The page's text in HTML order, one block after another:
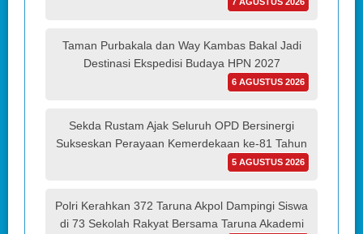
7 AGUSTUS 2026
Taman Purbakala dan Way Kambas Bakal Jadi
Destinasi Ekspedisi Budaya HPN 2027
6 AGUSTUS 2026
Sekda Rustam Ajak Seluruh OPD Bersinergi
Sukseskan Perayaan Kemerdekaan ke-81 Tahun
5 AGUSTUS 2026
Polri Kerahkan 372 Taruna Akpol Dampingi Siswa
di 73 Sekolah Rakyat Bersama Taruna Akademi